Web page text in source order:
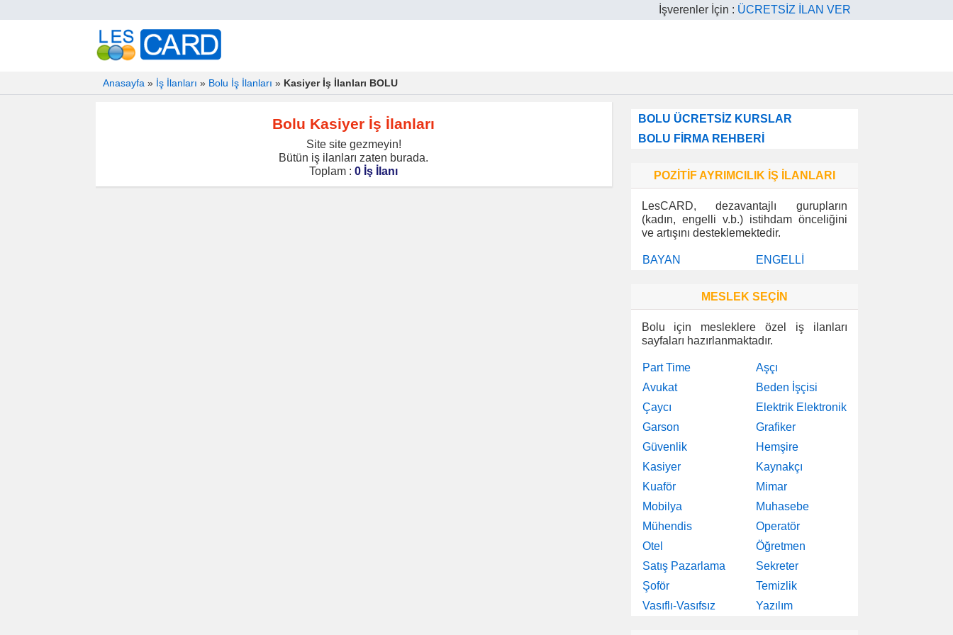
İşverenler İçin : ÜCRETSİZ İLAN VER
Anasayfa » İş İlanları » Bolu İş İlanları » Kasiyer İş İlanları BOLU
Bolu Kasiyer İş İlanları
Site site gezmeyin!
Bütün iş ilanları zaten burada.
Toplam : 0 İş İlanı
BOLU ÜCRETSİZ KURSLAR
BOLU FİRMA REHBERİ
POZİTİF AYRIMCILIK İŞ İLANLARI
LesCARD, dezavantajlı gurupların
(kadın, engelli v.b.) istihdam önceliğini
ve artışını desteklemektedir.
BAYAN ENGELLİ
MESLEK SEÇİN
Bolu için mesleklere özel iş ilanları
sayfaları hazırlanmaktadır.
Part Time
Aşçı
Avukat
Beden İşçisi
Çaycı
Elektrik Elektronik
Garson
Grafiker
Güvenlik
Hemşire
Kasiyer
Kaynakçı
Kuaför
Mimar
Mobilya
Muhasebe
Mühendis
Operatör
Otel
Öğretmen
Satış Pazarlama
Sekreter
Şoför
Temizlik
Vasıflı-Vasıfsız
Yazılım